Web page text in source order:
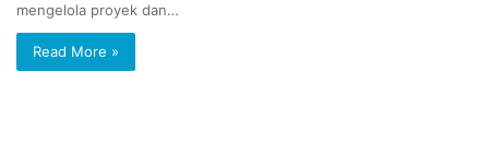
mengelola proyek dan…
Read More »